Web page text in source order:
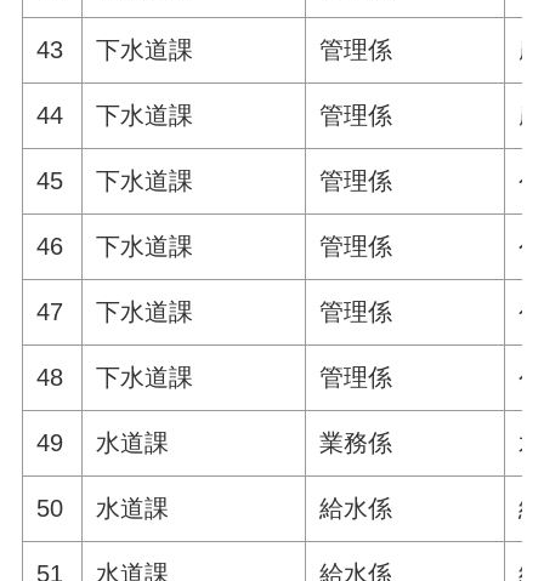
43 下水道課 管理係
44 下水道課 管理係
45 下水道課 管理係
46 下水道課 管理係
47 下水道課 管理係
48 下水道課 管理係
49 水道課 業務係
50 水道課 給水係
51 水道課 給水係